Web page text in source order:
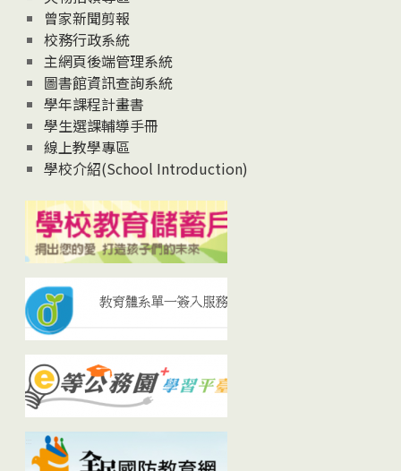
曾家新聞剪報
校務行政系統
主網頁後端管理系統
圖書館資訊查詢系統
學年課程計畫書
學生選課輔導手冊
線上教學專區
學校介紹(School Introduction)